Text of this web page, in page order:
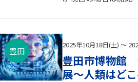
豊田
2025年10月18日(土) ～
豊田市博物館
展～人類はど